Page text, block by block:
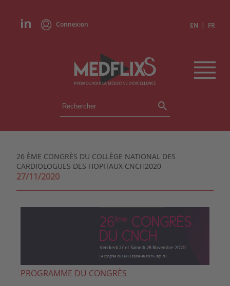
Connexion EN | FR
ÉVÉNEMENTS
INSTITUTIONS
CONGRÈS EN RÉSUMÉ
26 ÈME CONGRÈS DU COLLÈGE NATIONAL DES
CARDIOLOGUES DES HOPITAUX CNCH2020
27/11/2020
PROGRAMME DU CONGRÈS